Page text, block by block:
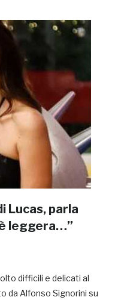
Lucas, parla
è leggera…”
difficili e delicati al
da Alfonso Signorini su